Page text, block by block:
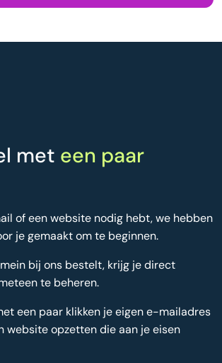
met een paar
of een website nodig hebt, we hebben
je gemaakt om te beginnen.
bij ons bestelt, krijg je direct
te beheren.
een paar klikken je eigen e-mailadres
website opzetten die aan je eisen